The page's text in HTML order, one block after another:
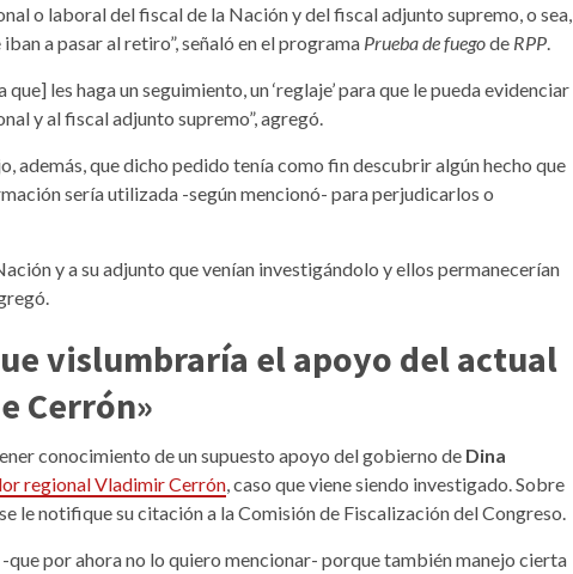
o laboral del fiscal de la Nación y del fiscal adjunto supremo, o sea,
a pasar al retiro”, señaló en el programa Prueba de fuegode RPP.
les haga un seguimiento, un ‘reglaje’ para que le pueda evidenciar
y al fiscal adjunto supremo”, agregó.
además, que dicho pedido tenía como fin descubrir algún hecho que
sería utilizada -según mencionó- para perjudicarlos o
y a su adjunto que venían investigándolo y ellos permanecerían
vislumbraría el apoyo del actual
Cerrón»
conocimiento de un supuesto apoyo del gobierno de Dina
regional Vladimir Cerrón, caso que viene siendo investigado. Sobre
le notifique su citación a la Comisión de Fiscalización del Congreso.
por ahora no lo quiero mencionar- porque también manejo cierta